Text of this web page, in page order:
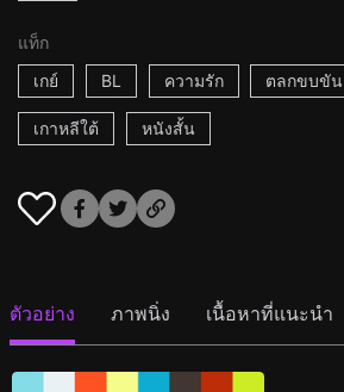
แท็ก
เกย์
BL ความรัก ตลกขบขัน
เกาหลีใต้ หนังสั้น
ตัวอย่าง ภาพนิ่ง เนื้อหาที่แนะนำ